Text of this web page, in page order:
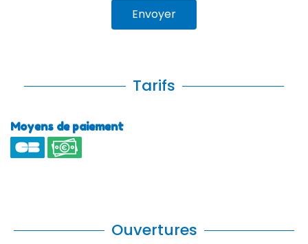
Envoyer
Tarifs
Moyens de paiement
Ouvertures